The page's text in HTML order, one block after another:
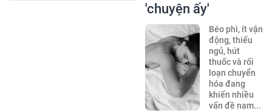
'chuyện ấy'
Béo phì, ít vận
động, thiếu
ngủ, hút
thuốc và rối
loạn chuyển
hóa đang
khiến nhiều
vấn đề nam...